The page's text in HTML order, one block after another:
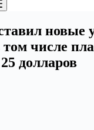
новые
том числе
долларов